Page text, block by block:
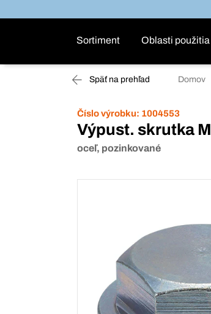
Sortiment Oblasti použitia
Späť na prehľad Domov
Číslo výrobku: 1004553
Výpust. skrutka
oceľ, pozinkované